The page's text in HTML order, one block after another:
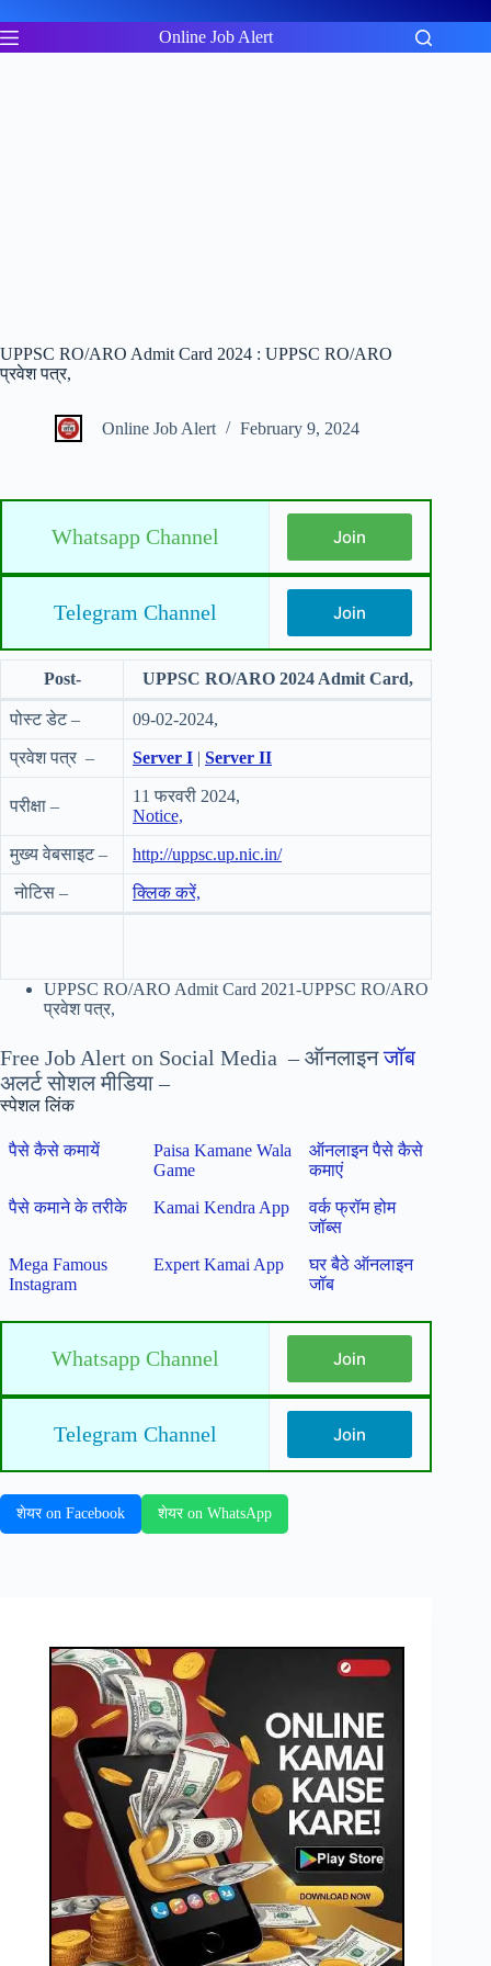
to
content
Online Job Alert
UPPSC RO/ARO Admit Card 2024 : UPPSC RO/ARO
प्रवेश पत्र,
Online Job Alert February 9, 2024
Whatsapp Channel Join
Telegram Channel Join
Post- UPPSC RO/ARO 2024 Admit Card,
पोस्ट डेट – 09-02-2024,
प्रवेश पत्र – Server I | Server II
परीक्षा –
11 फरवरी 2024,
Notice,
मुख्य वेबसाइट – http://uppsc.up.nic.in/
नोटिस – क्लिक करें,
UPPSC RO/ARO Admit Card 2021-UPPSC RO/ARO
प्रवेश पत्र,
Free Job Alert on Social Media – ऑनलाइनजॉब
अलर्ट सोशल मीडिया –
स्पेशल लिंक
पैसे कैसे कमायें
Paisa Kamane Wala
Game
ऑनलाइन पैसे कैसे
कमाएं
पैसे कमाने के तरीके
Kamai Kendra App
वर्क फ्रॉम होम
जॉब्स
Mega Famous
Instagram
Expert Kamai App
घर बैठे ऑनलाइन
जॉब
Whatsapp Channel Join
Telegram Channel Join
शेयर on Facebook शेयर on WhatsApp